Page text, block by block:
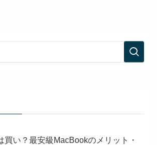
買い？最安級MacBookのメリット・